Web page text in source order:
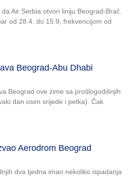
Air Serbia otvori liniju Beograd-Brač.
od 28.4. do 15.9, frekvencijom od
Beograd-Abu Dhabi
Beograd ove zime sa prošlogodišnjih
dan osim srijede i petka). Čak
Aerodrom Beograd
dva tjedna imao nekoliko ispadanja